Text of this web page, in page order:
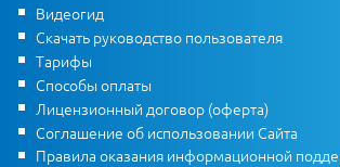
Видеогид
Скачать руководство пользователя
Тарифы
Способы оплаты
Лицензионный договор (оферта)
Соглашение об использовании Сайта
Правила оказания информационной